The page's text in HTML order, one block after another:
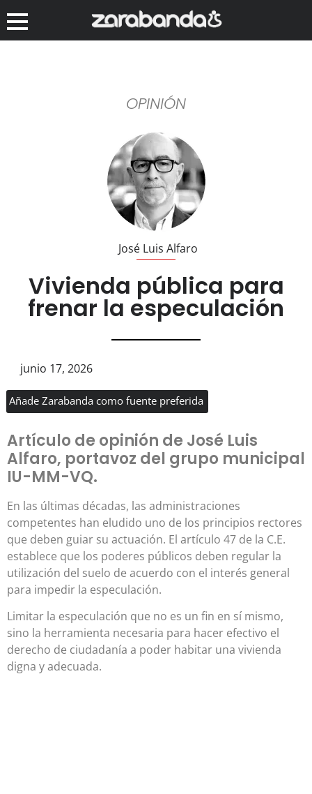
OPINIÓN
José Luis Alfaro
Vivienda pública para
frenar la especulación
junio 17, 2026
Añade Zarabanda como fuente preferida
Artículo de opinión de José Luis
Alfaro, portavoz del grupo municipal
IU-MM-VQ.
En las últimas décadas, las administraciones
competentes han eludido uno de los principios rectores
que deben guiar su actuación. El artículo 47 de la C.E.
establece que los poderes públicos deben regular la
utilización del suelo de acuerdo con el interés general
para impedir la especulación.
Limitar la especulación que no es un fin en sí mismo,
sino la herramienta necesaria para hacer efectivo el
derecho de ciudadanía a poder habitar una vivienda
digna y adecuada.